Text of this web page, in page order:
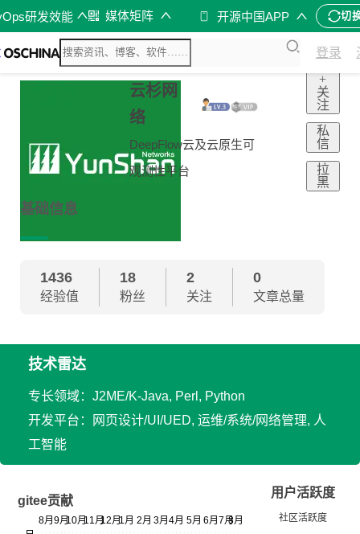
研发效能 媒体矩阵 开源中国APP 切
登录
云杉网
络
DeepFlow云及云原生可
观测性平台
+
关
注
私
信
拉
黑
基础信息
1436
经验值
18
粉丝
2
关注
0
文章总量
技术雷达
专长领域：J2ME/K-Java, Perl, Python
开发平台：网页设计/UI/UED, 运维/系统/网络管理, 人
工智能
gitee贡献
用户活跃度